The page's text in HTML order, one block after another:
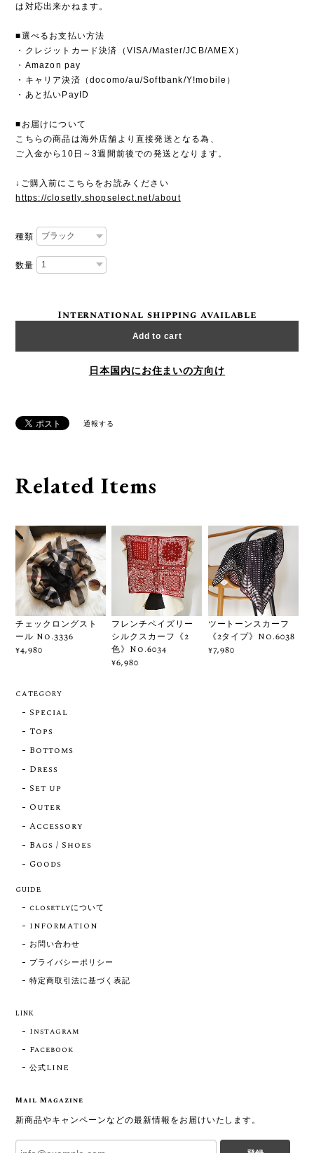
は対応出来かねます。
■選べるお支払い方法
・クレジットカード決済（VISA/Master/JCB/AMEX）
・Amazon pay
・キャリア決済（docomo/au/Softbank/Y!mobile）
・あと払いPayID
■お届けについて
こちらの商品は海外店舗より直接発送となる為、
ご入金から10日～3週間前後での発送となります。
↓ご購入前にこちらをお読みください
https://closetly.shopselect.net/about
種類
数量
International shipping available
Add to cart
日本国内にお住まいの方向け
通報する
Related Items
チェックロングスト
ール No.3336
¥4,980
フレンチペイズリー
シルクスカーフ《2
色》No.6034
¥6,980
ツートーンスカーフ
《2タイプ》No.6038
¥7,980
CATEGORY
Special
Tops
Bottoms
Dress
Set up
Outer
Accessory
Bags / Shoes
Goods
GUIDE
closetlyについて
INFORMATION
お問い合わせ
プライバシーポリシー
特定商取引法に基づく表記
LINK
Instagram
Facebook
公式LINE
Mail Magazine
新商品やキャンペーンなどの最新情報をお届けいたします。